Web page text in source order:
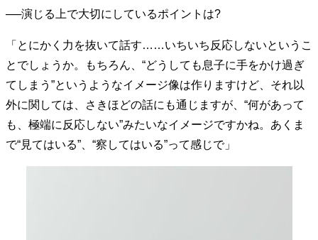
重圧との向き合い方 一流のルーティン
ライフスタイル・生き方
40代からの景色 50代のリアル
美しさの哲学
パートナーとの歩み方
親になるということ
病が教えてくれたこと
移住という選択
──演じる上で大切にしているポイントは?
「とにかく力を抜いて話す……いちいち反応しないというこ
とでしょうか。もちろん、“どうしても息子に手をかけ過ぎ
てしまう”というようなイメージ像は作りますけど、それ以
外に関しては、さきほどの話にも通じますが、“何があって
も、極端に反応しない”みたいなイメージですかね。あくま
で“見てはいる”、“察してはいる”って感じで」